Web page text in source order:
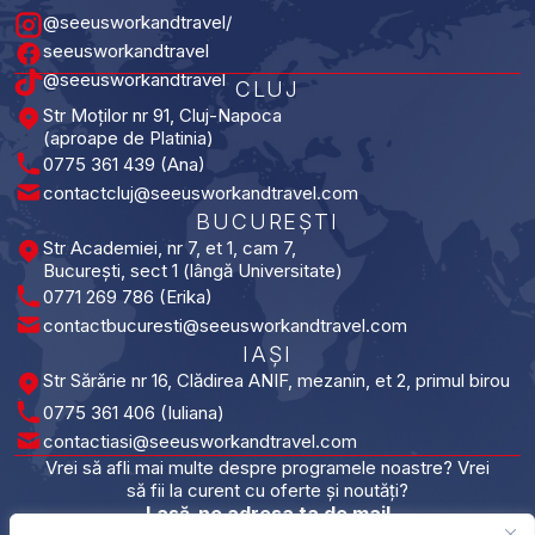
@seeusworkandtravel/
seeusworkandtravel
@seeusworkandtravel CLUJ
Str Moților nr 91, Cluj-Napoca
(aproape de Platinia)
0775 361 439 (Ana)
contactcluj@seeusworkandtravel.com
BUCUREȘTI​
Str Academiei, nr 7, et 1, cam 7,
București, sect 1 (lângă Universitate)
0771 269 786 (Erika)
contactbucuresti@seeusworkandtravel.com
IAȘI​
Str Sărărie nr 16, Clădirea ANIF, mezanin, et 2, primul birou
0775 361 406 (Iuliana)
contactiasi@seeusworkandtravel.com
Vrei să afli mai multe despre programele noastre? Vrei
să fii la curent cu oferte și noutăți?
Lasă-ne adresa ta de mail